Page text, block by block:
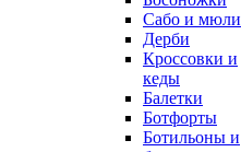
Сабо и мюли
Дерби
Кроссовки и
кеды
Балетки
Ботфорты
Ботильоны и